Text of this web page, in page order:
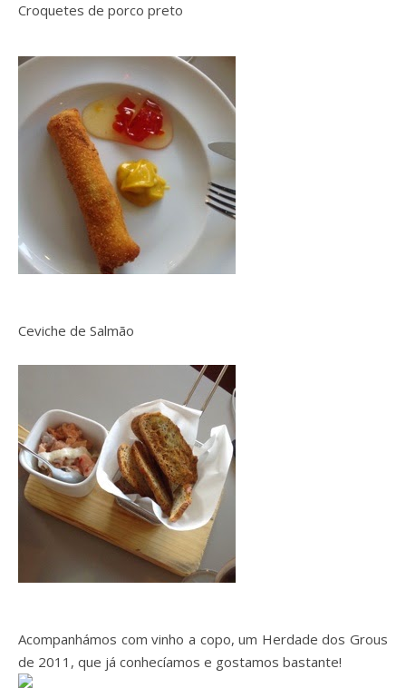
Croquetes de porco preto
Ceviche de Salmão
Acompanhámos com vinho a copo, um Herdade dos Grous
de 2011, que já conhecíamos e gostamos bastante!